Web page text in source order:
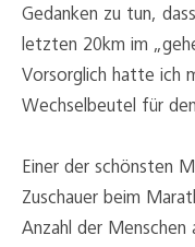
Gedanken zu tun,
letzten 20km im
Vorsorglich hatte ich
Wechselbeutel für
Einer der schönsten
Zuschauer beim
Anzahl der Menschen